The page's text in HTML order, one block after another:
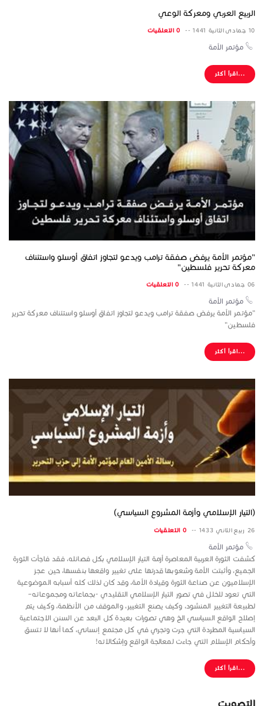
الربيع العربي ومعركة الوعي
10 جمادى الثانية 1441 -- 0 التعلقيات
مؤتمر الأمة
...اقرأ أكثر
"مؤتمر الأمة يرفض صفقة ترامب ويدعو لتجاوز اتفاق أوسلو واستئناف
معركة تحرير فلسطين"
06 جمادى الثانية 1441 -- 0 التعلقيات
مؤتمر الأمة
"مؤتمر الأمة يرفض صفقة ترامب ويدعو لتجاوز اتفاق أوسلو واستئناف معركة تحرير
فلسطين"
...اقرأ أكثر
(التيار الإسلامي وأزمة المشروع السياسي)
26 ربيع الثاني 1433 -- 0 التعلقيات
مؤتمر الأمة
كشفت الثورة العربية المعاصرة أزمة التيار الإسلامي بكل فصائله، فقد فاجأت الثورة
الجميع، وأثبتت الأمة وشعوبها قدرتها على تغيير واقعها بنفسها، حين عجز
الإسلاميون عن صناعة الثورة وقيادة الأمة، وقد كان لذلك كله أسبابه الموضوعية
التي تعود للخلل في تصور التيار الإسلامي التقليدي -بجماعاته ومجموعاته–
لطبيعة التغيير المنشود، وكيف يصنع التغيير، والموقف من الأنظمة، وكيف يتم
إصلاح الواقع السياسي الخ وهي تصورات بعيدة كل البعد عن السنن الاجتماعية
السياسية المطردة التي جرت وتجري في كل مجتمع إنساني، كما أنها لا تتسق
وأحكام الإسلام التي جاءت لمعالجة الواقع وإشكالاته!
...اقرأ أكثر